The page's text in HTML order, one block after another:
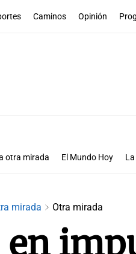
Caminos Opinión
otra mirada El Mundo Hoy
mirada Otra mirada
en